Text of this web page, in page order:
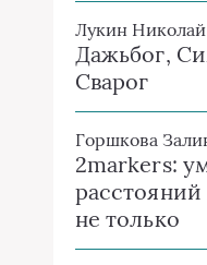
Лукин Николай
Дажьбог,
Сварог
Горшкова
2markers:
не только